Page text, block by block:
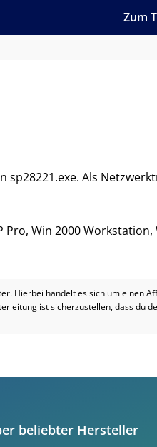
Zum
Als
Win 2000 Workstation,
Hierbei handelt es sich um einen
ist sicherzustellen, dass du
beliebter Hersteller